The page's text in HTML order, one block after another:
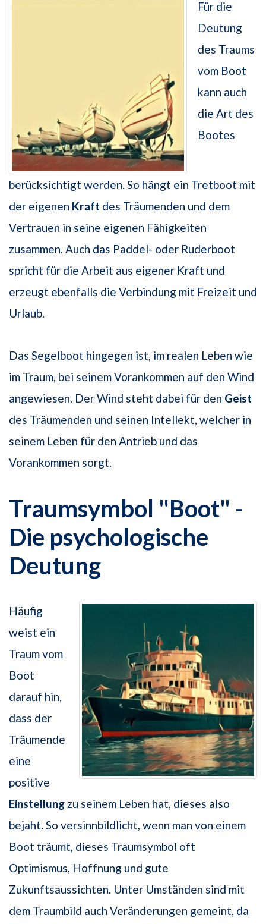
Für die
Deutung
des Traums
vom Boot
kann auch
die Art des
Bootes
berücksichtigt werden. So hängt ein Tretboot mit
der eigenen Kraft des Träumenden und dem
Vertrauen in seine eigenen Fähigkeiten
zusammen. Auch das Paddel- oder Ruderboot
spricht für die Arbeit aus eigener Kraft und
erzeugt ebenfalls die Verbindung mit Freizeit und
Urlaub.
Das Segelboot hingegen ist, im realen Leben wie
im Traum, bei seinem Vorankommen auf den Wind
angewiesen. Der Wind steht dabei für den Geist
des Träumenden und seinen Intellekt, welcher in
seinem Leben für den Antrieb und das
Vorankommen sorgt.
Traumsymbol "Boot" -
Die psychologische
Deutung
Häufig
weist ein
Traum vom
Boot
darauf hin,
dass der
Träumende
eine
positive
Einstellung zu seinem Leben hat, dieses also
bejaht. So versinnbildlicht, wenn man von einem
Boot träumt, dieses Traumsymbol oft
Optimismus, Hoffnung und gute
Zukunftsaussichten. Unter Umständen sind mit
dem Traumbild auch Veränderungen gemeint, da